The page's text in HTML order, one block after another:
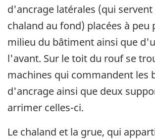
d'ancrage latérales (qui servent
chaland au fond) placées à peu
milieu du bâtiment ainsi que
l'avant. Sur le toit du rouf se
machines qui commandent les
d'ancrage ainsi que deux
arrimer celles-ci.
Le chaland et la grue, qui